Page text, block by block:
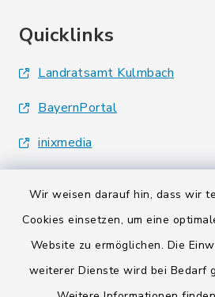
Wir weisen darauf hin, dass wir
Cookies einsetzen, um eine
Website zu ermöglichen. Die
weiterer Dienste wird bei Bedarf
Quicklinks
Landratsamt Kulmbach
BayernPortal
inixmedia